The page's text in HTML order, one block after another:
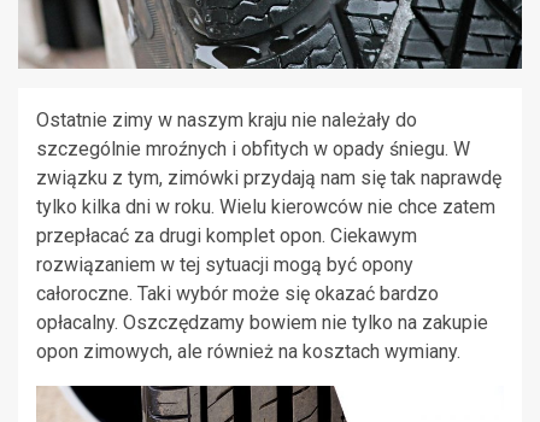
Ostatnie zimy w naszym kraju nie należały do
szczególnie mroźnych i obfitych w opady śniegu. W
związku z tym, zimówki przydają nam się tak naprawdę
tylko kilka dni w roku. Wielu kierowców nie chce zatem
przepłacać za drugi komplet opon. Ciekawym
rozwiązaniem w tej sytuacji mogą być opony
całoroczne. Taki wybór może się okazać bardzo
opłacalny. Oszczędzamy bowiem nie tylko na zakupie
opon zimowych, ale również na kosztach wymiany.